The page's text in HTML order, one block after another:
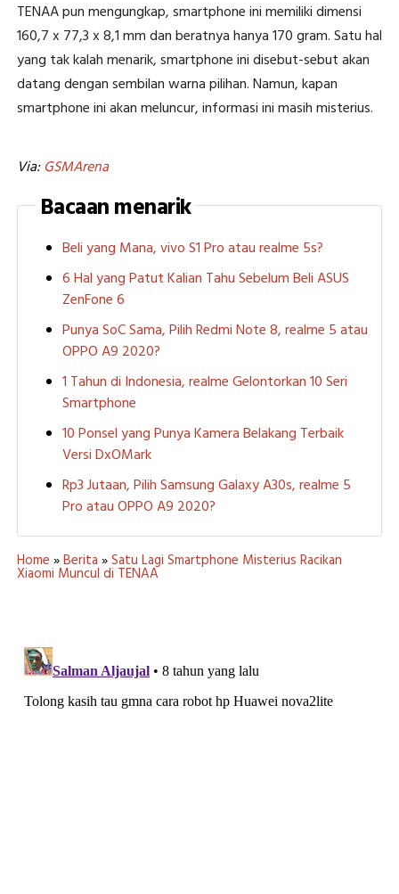
TENAA pun mengungkap, smartphone ini memiliki dimensi
160,7 x 77,3 x 8,1 mm dan beratnya hanya 170 gram. Satu hal
yang tak kalah menarik, smartphone ini disebut-sebut akan
datang dengan sembilan warna pilihan. Namun, kapan
smartphone ini akan meluncur, informasi ini masih misterius.
Via:GSMArena
Bacaan menarik
Beli yang Mana, vivo S1 Pro atau realme 5s?
6 Hal yang Patut Kalian Tahu Sebelum Beli ASUS
ZenFone 6
Punya SoC Sama, Pilih Redmi Note 8, realme 5 atau
OPPO A9 2020?
1 Tahun di Indonesia, realme Gelontorkan 10 Seri
Smartphone
10 Ponsel yang Punya Kamera Belakang Terbaik
Versi DxOMark
Rp3 Jutaan, Pilih Samsung Galaxy A30s, realme 5
Pro atau OPPO A9 2020?
Home »Berita »Satu Lagi Smartphone Misterius Racikan
Xiaomi Muncul di TENAA